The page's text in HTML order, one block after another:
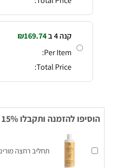
הוסיפו להזמנה ותקבלו 15% הנחה נוספים על המוצרים הבאים
תחליב רחצה
קנה 4 ב ₪169.74
Per Item:
Total Price: